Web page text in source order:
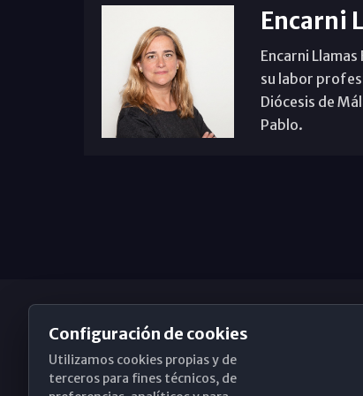
Encarni
Encarni
su labor
Diócesis de
Pablo.
Obispado de Málaga
Configuración de cookies
Utilizamos cookies propias y de
terceros para fines técnicos, de